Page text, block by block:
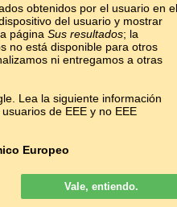
obtenidos por el usuario en el
del usuario y mostrar
página Sus resultados; la
no está disponible para otros
ni entregamos a otras
Lea la siguiente información
de EEE y no EEE
Europeo
en nuestro sitio para los
Si bien estos anuncios no
de los anuncios, sí lo hacen
Vale, entiendo.